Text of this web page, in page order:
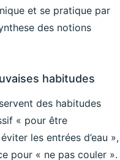
et se pratique par
des notions
habitudes
des habitudes
« pour être
les entrées d’eau »,
pour « ne pas couler ».